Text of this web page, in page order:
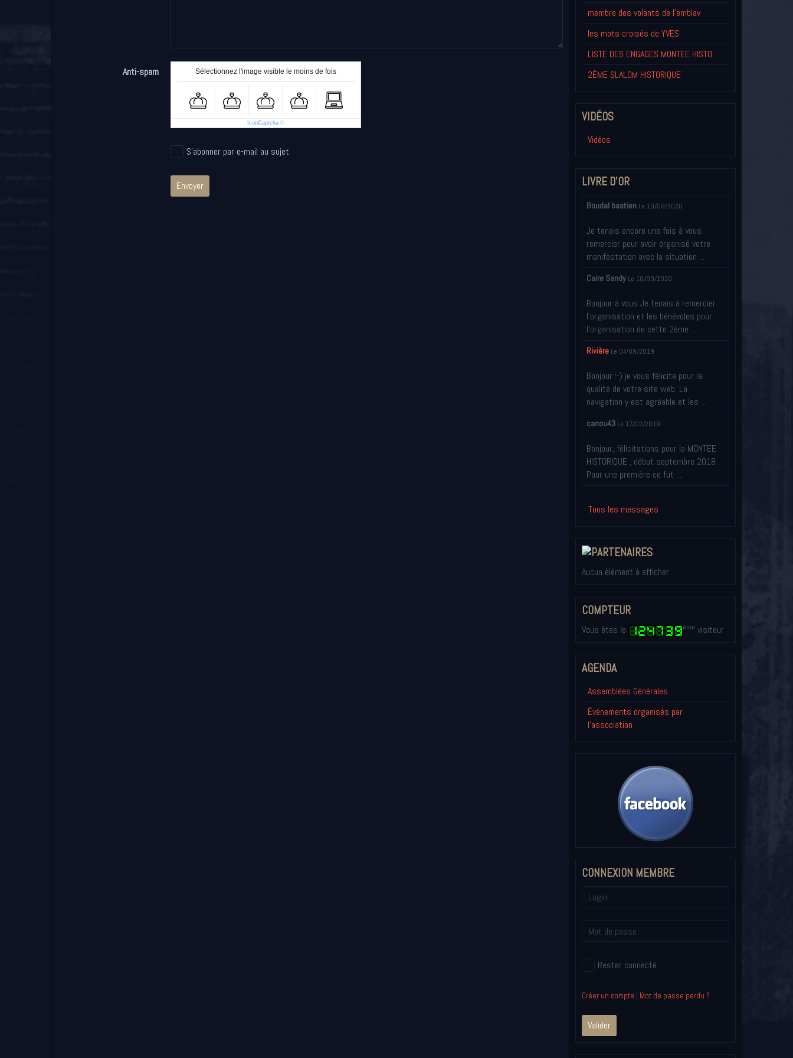
Anti-spam Sélectionnez l'image visible le moins de fois
IconCaptcha ©
S'abonner par e-mail au sujet
Envoyer
membre des volants de l'emblav
les mots croisés de YVES
LISTE DES ENGAGES MONTEE HISTO
2ÉME SLALOM HISTORIQUE
VIDÉOS
Vidéos
LIVRE D'OR
Boudal bastien Le 10/09/2020
Je tenais encore une fois à vous
remercier pour avoir organisé votre
manifestation avec la situation ...
Caire Sandy Le 10/09/2020
Bonjour à vous Je tenais à remercier
l’organisation et les bénévoles pour
l’organisation de cette 2ème ...
Rivière Le 04/09/2019
Bonjour :-) je vous félicite pour la
qualité de votre site web. La
navigation y est agréable et les ...
canou43 Le 17/02/2019
Bonjour, félicitations pour la MONTEE
HISTORIQUE , début septembre 2018 .
Pour une première ce fut ...
Tous les messages
Aucun élément à afficher
COMPTEUR
Vous êtes le ème visiteur
AGENDA
Assemblées Générales
Événements organisés par
l'association
CONNEXION MEMBRE
Rester connecté
Créer un compte | Mot de passe perdu ?
Valider